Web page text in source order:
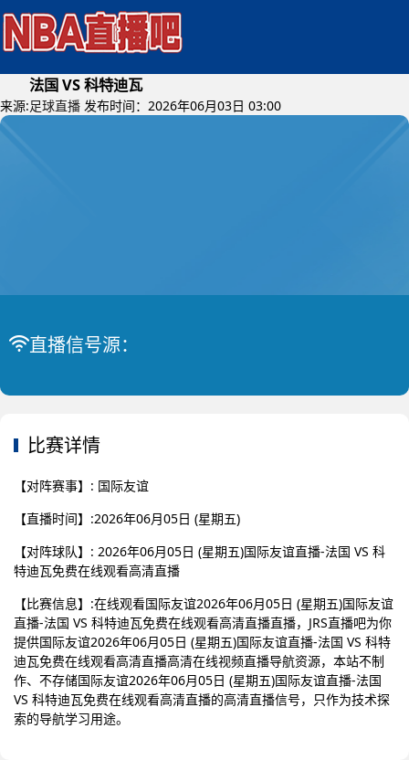
法国 VS 科特迪瓦
来源:足球直播 发布时间：2026年06月03日 03:00
国际友谊
直播信号源：
比赛详情
【对阵赛事】: 国际友谊
【直播时间】:2026年06月05日 (星期五)
【对阵球队】: 2026年06月05日 (星期五)国际友谊直播-法国 VS 科
特迪瓦免费在线观看高清直播
【比赛信息】:在线观看国际友谊2026年06月05日 (星期五)国际友谊
直播-法国 VS 科特迪瓦免费在线观看高清直播直播，JRS直播吧为你
提供国际友谊2026年06月05日 (星期五)国际友谊直播-法国 VS 科特
迪瓦免费在线观看高清直播高清在线视频直播导航资源，本站不制
作、不存储国际友谊2026年06月05日 (星期五)国际友谊直播-法国
VS 科特迪瓦免费在线观看高清直播的高清直播信号，只作为技术探
索的导航学习用途。